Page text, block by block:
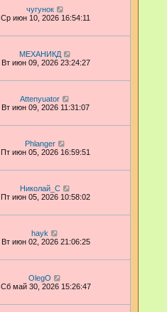
чугунок
Ср июн 10, 2026 16:54:11
МЕХАНИКД
Вт июн 09, 2026 23:24:27
Attenyuator
Вт июн 09, 2026 11:31:07
Phlanger
Пт июн 05, 2026 16:59:51
Николай_С
Пт июн 05, 2026 10:58:02
hayk
Вт июн 02, 2026 21:06:25
OlegO
Сб май 30, 2026 15:26:47